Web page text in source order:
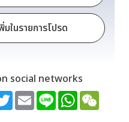
มในรายการโปรด
social networks
TwitterEmailLine WhatsApp